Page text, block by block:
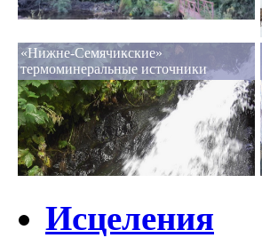
«Нижне-Семячикские»
термоминеральные источники
Исцеления